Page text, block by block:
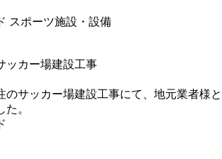
スポーツ施設・設備
ッカー場建設工事
のサッカー場建設工事にて、地元業者様と
。